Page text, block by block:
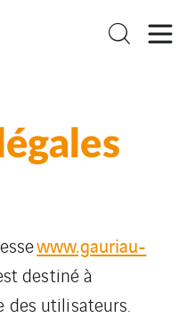
www.gauriau-
destiné à
des utilisateurs.